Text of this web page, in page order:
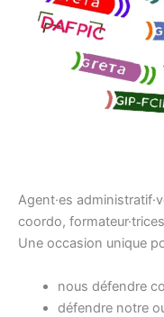
Agent·es
coordo,
Une occasion unique
nous défendre
défendre notre